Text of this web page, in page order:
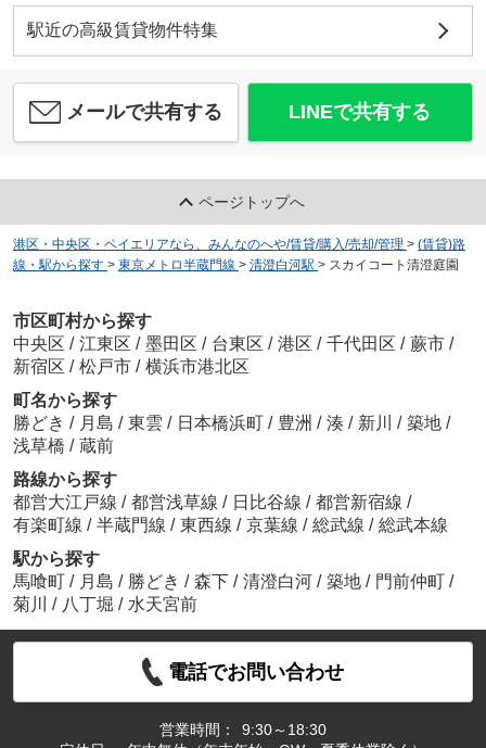
駅近の高級賃貸物件特集
メールで共有する LINEで共有する
ページトップへ
港区・中央区・ベイエリアなら、みんなのへや/賃貸/購入/売却/管理 > (賃貸)路
線・駅から探す > 東京メトロ半蔵門線 > 清澄白河駅 > スカイコート清澄庭園
市区町村から探す
中央区 / 江東区 / 墨田区 / 台東区 / 港区 / 千代田区 / 蕨市 /
新宿区 / 松戸市 / 横浜市港北区
町名から探す
勝どき / 月島 / 東雲 / 日本橋浜町 / 豊洲 / 湊 / 新川 / 築地 /
浅草橋 / 蔵前
路線から探す
都営大江戸線 / 都営浅草線 / 日比谷線 / 都営新宿線 /
有楽町線 / 半蔵門線 / 東西線 / 京葉線 / 総武線 / 総武本線
駅から探す
馬喰町 / 月島 / 勝どき / 森下 / 清澄白河 / 築地 / 門前仲町 /
菊川
/ 八丁堀 / 水天宮前
電話でお問い合わせ
営業時間：
9:30～18:30